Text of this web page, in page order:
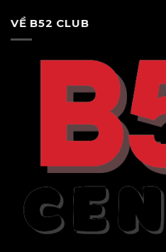
VỀ B52 CLUB